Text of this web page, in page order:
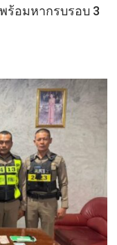
ร้อมหากรบรอบ 3